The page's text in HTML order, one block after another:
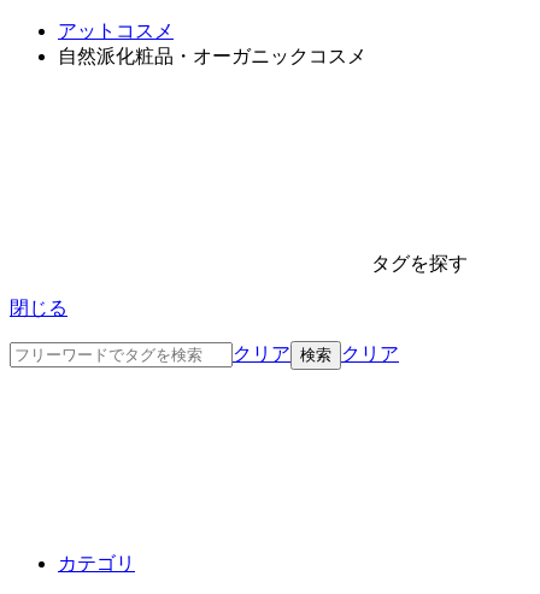
アットコスメ
自然派化粧品・オーガニックコスメ
タグを探す
閉じる
クリア クリア
カテゴリ